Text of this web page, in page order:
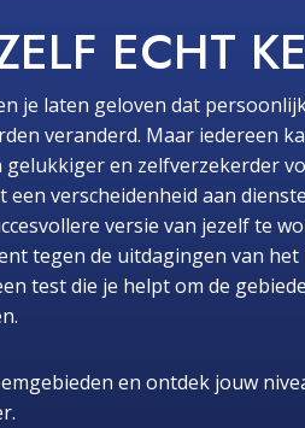
ECHT
je laten geloven dat
veranderd. Maar iedereen
en zelfverzekerder
een verscheidenheid aan
versie van jezelf te
tegen de uitdagingen van het
test die je helpt om de
en ontdek jouw